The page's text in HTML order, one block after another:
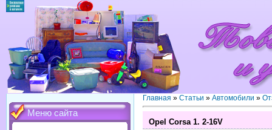
Меню сайта
Главная » Статьи » Автомобили »
Opel Corsa 1. 2-16V